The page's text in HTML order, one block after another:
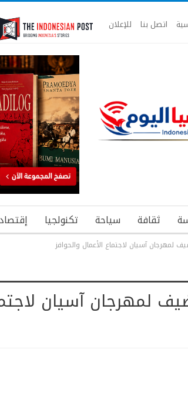
اتصل بنا للإعلان
ثقافة سياحة تكنولجيا إقتصاد
لمهرجان آسيان لاجتماع الأعمال والحوافز
لمهرجان آسيان